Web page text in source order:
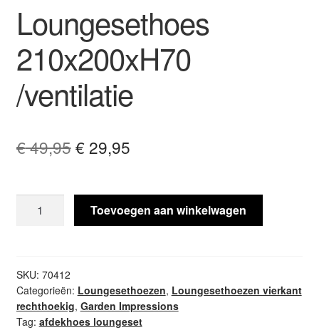
Loungesethoes
210x200xH70
/ventilatie
€49,95Oorspronkelijke
was:
€ 49,95.
€ 29,95Huidige
is:
€ 29,95.
Loungesethoes
210x200xH70
Toevoegen aan winkelwagen
SKU: 70412
Categorieën: Loungesethoezen, Loungesethoezen vierkant
rechthoekig, Garden Impressions
Tag: afdekhoes loungeset